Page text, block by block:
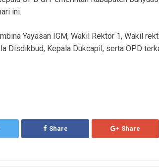
ini.
Yayasan IGM, Wakil Rektor 1, Wakil
Disdikbud, Kepala Dukcapil, serta OPD
Share Share